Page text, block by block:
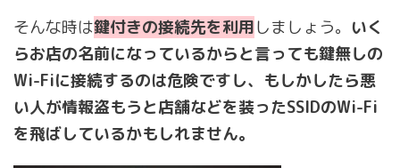
そんな時は鍵付きの接続先を利用しましょう。 いく
らお店の名前になっているからと言っても鍵無しの
Wi-Fiに接続するのは危険ですし、もしかしたら悪
い人が情報盗もうと店舗などを装ったSSIDのWi-Fi
を飛ばしているかもしれません。